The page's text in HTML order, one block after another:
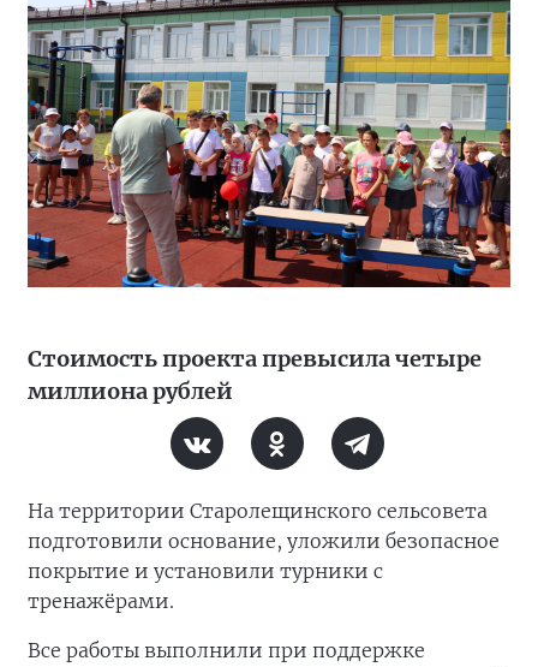
Стоимость проекта превысила четыре
миллиона рублей
На территории Старолещинского сельсовета
подготовили основание, уложили безопасное
покрытие и установили турники с
тренажёрами.
Все работы выполнили при поддержке